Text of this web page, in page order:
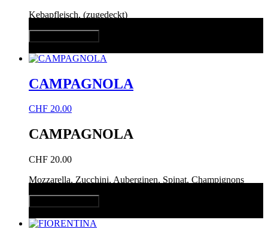
Kebapfleisch, (zugedeckt)
CAMPAGNOLA
CHF 20.00
CAMPAGNOLA
CHF 20.00
Mozzarella, Zucchini, Auberginen, Spinat, Champignons